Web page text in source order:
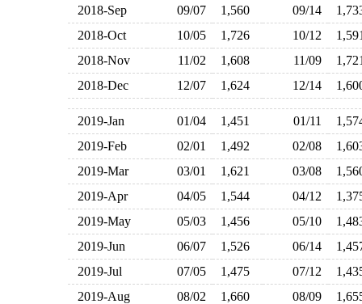
2018-Sep
09/07 1,560 09/14
2018-Oct
10/05 1,726 10/12
2018-Nov
11/02 1,608 11/09
2018-Dec
12/07 1,624 12/14
2019-Jan 01/04 1,451 01/11
2019-Feb
02/01 1,492 02/08
2019-Mar
03/01 1,621 03/08
2019-Apr
04/05 1,544 04/12
2019-May
05/03 1,456 05/10
2019-Jun
06/07 1,526 06/14
2019-Jul
07/05 1,475 07/12
2019-Aug
08/02 1,660 08/09